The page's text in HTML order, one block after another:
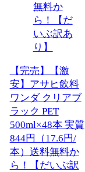
【完売】【激
安】アサヒ飲料
ワンダ クリアブ
ラック PET
500ml×48本 実質
844円（17.6円/
本）送料無料か
ら！【だいぶ訳